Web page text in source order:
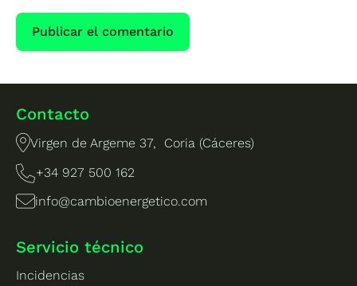
Contacto
Virgen de Argeme 37, Coria (Cáceres)
+34 927 500 162
info@cambioenergetico.com
Servicio técnico
Incidencias